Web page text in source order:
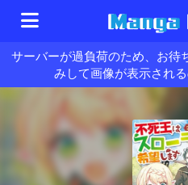
サーバーが過負荷のため、お待
みして画像が表示され